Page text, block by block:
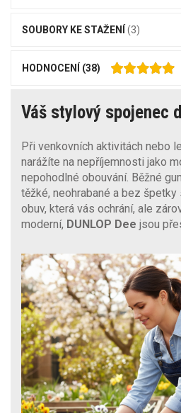
SOUBORY KE STAŽENÍ (3)
HODNOCENÍ (38)
Váš stylový spojenec
Při venkovních aktivitách nebo
narážíte na nepříjemnosti jako
nepohodlné obouvání. Běžné
těžké, neohrabané a bez
obuv, která vás ochrání, ale
moderní, DUNLOP Dee jsou